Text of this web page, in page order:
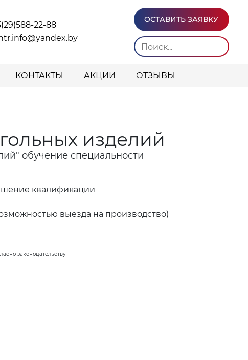
22-88
ОСТАВИТЬ ЗАЯВКУ
КОНТАКТЫ АКЦИИ ОТЗЫВЫ
изделий
обучение специальности
квалификации
выезда на производство)
законодательству